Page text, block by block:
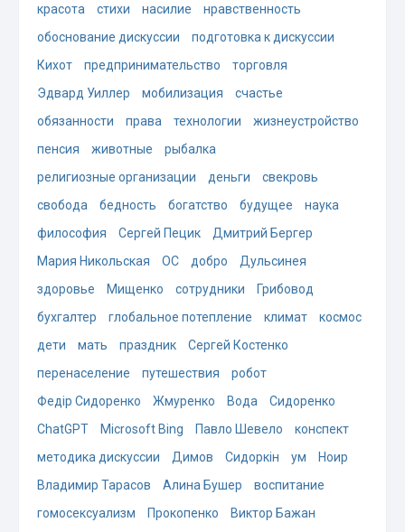
красота
стихи насилие
нравственность
обоснование дискуссии
подготовка к дискуссии
Кихот
предпринимательство
торговля
Эдвард Уиллер
мобилизация
счастье
обязанности
права технологии
жизнеустройство
пенсия
животные
рыбалка
религиозные организации
деньги
свекровь
свобода
бедность богатство будущее
наука
философия
Сергей Пецик
Дмитрий Бергер
Мария Никольская
ОС добро
Дульсинея
здоровье
Мищенко сотрудники
Грибовод
бухгалтер
глобальное потепление климат
космос
дети
мать праздник
Сергей Костенко
перенаселение
путешествия
робот
Федір Сидоренко
Жмуренко Вода
Сидоренко
ChatGPT
Microsoft Bing Павло Шевело
конспект
методика дискуссии
Димов Сидоркін ум
Ноир
Владимир Тарасов
Алина Бушер
воспитание
гомосексуализм
Прокопенко
Виктор Бажан